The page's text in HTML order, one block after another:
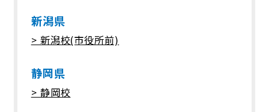
応じません。個人情報の内容に誤りがあ
り、ご本人から訂正・追加・削除の請求
がある場合、調査の上、速やかにこれら
その際、ご本人であることが確認できな
い場合には、これらの請求に応じませ
新潟県
> 新潟校(市役所前)
静岡県
> 静岡校